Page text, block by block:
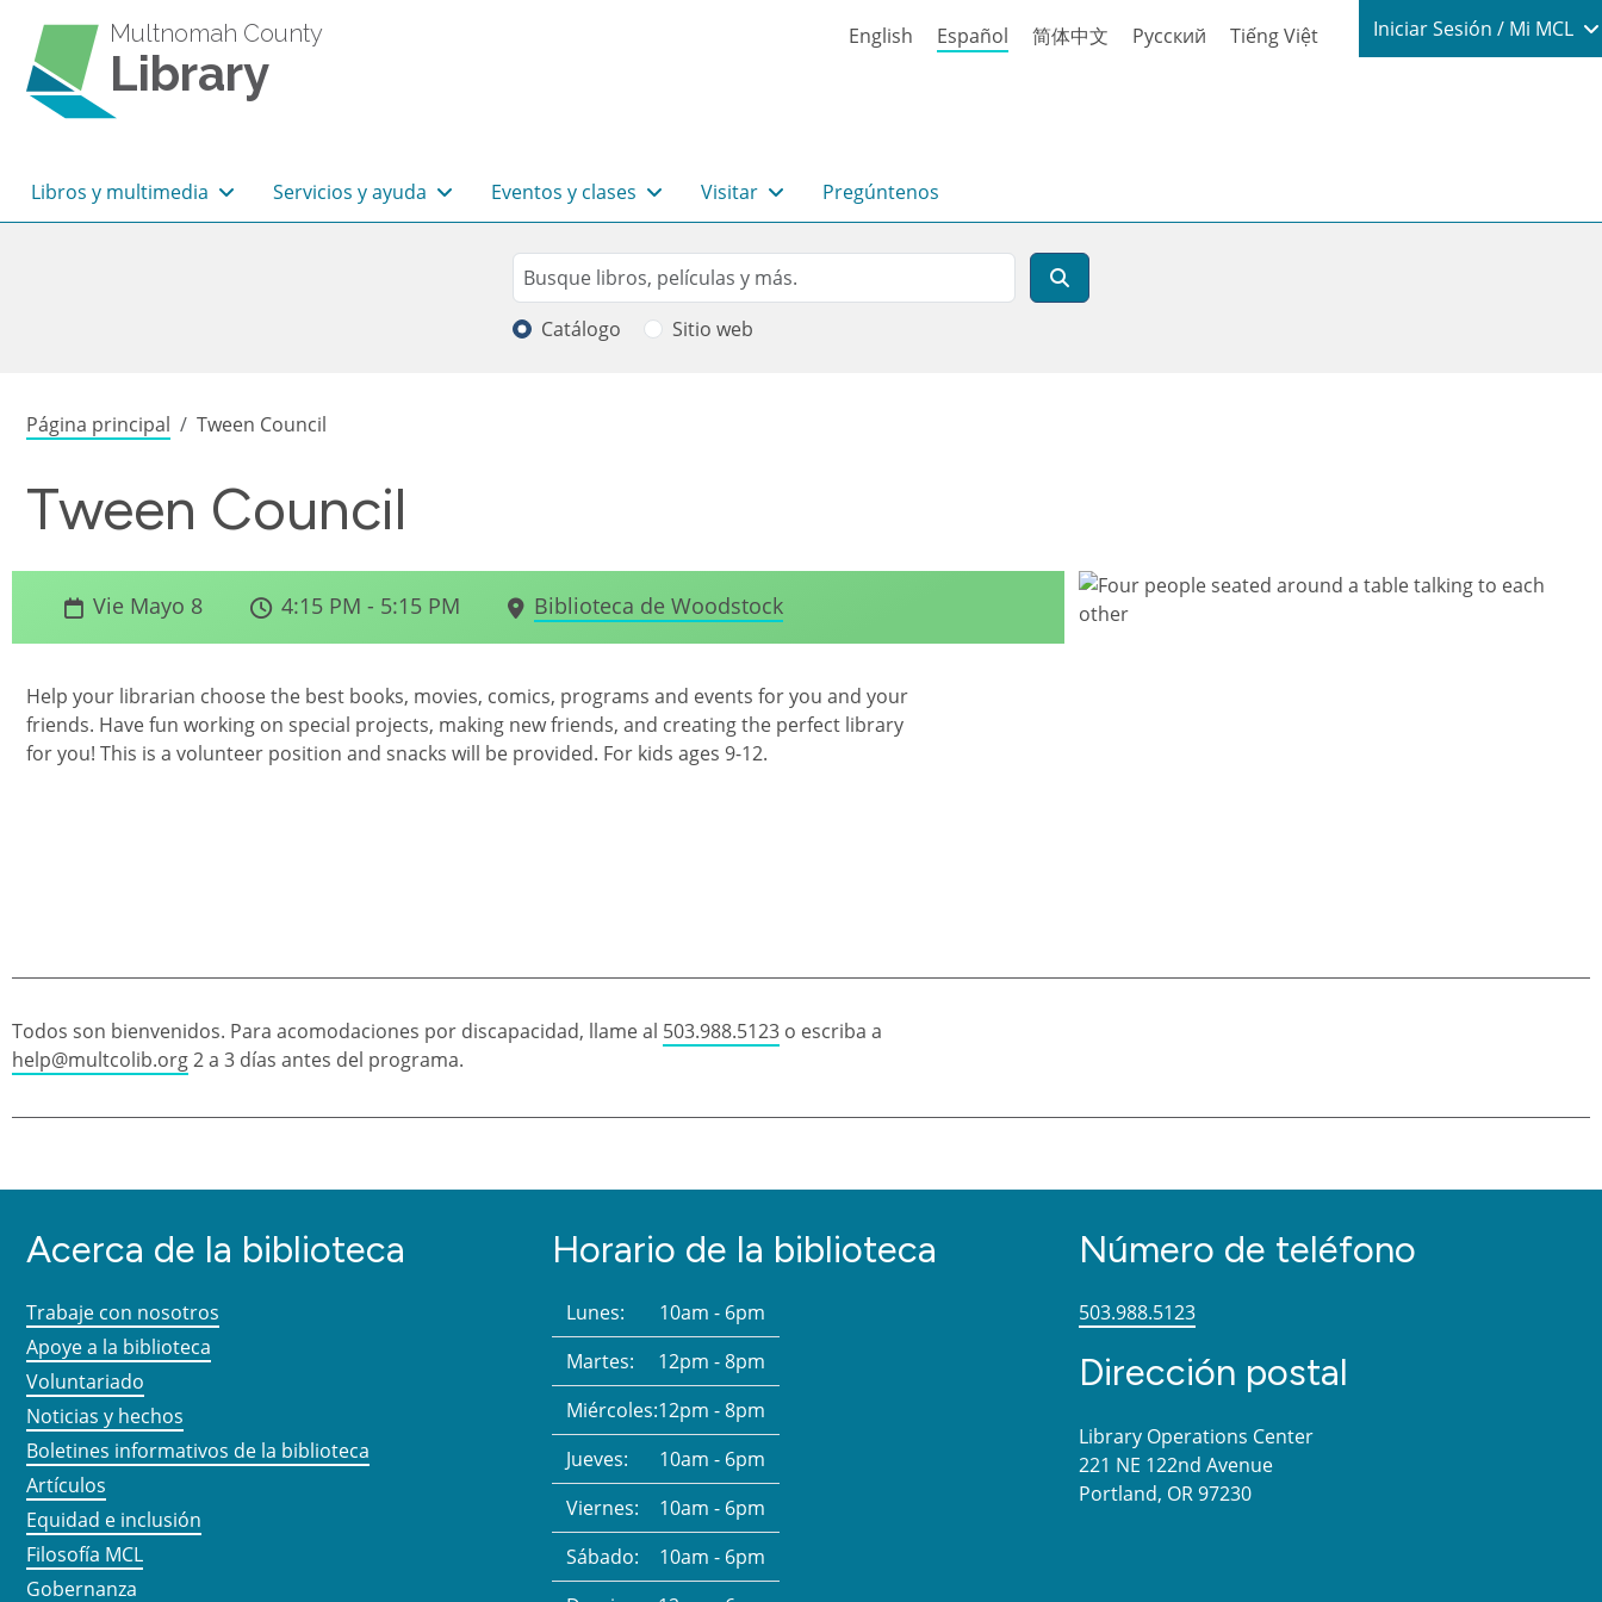
Multnomah County
Library
English Español 简体中文 Русский Tiếng Việt Login / My
Iniciar Sesión / Mi MCL
Navegación principal
Libros y multimedia Servicios y ayuda Eventos y clases Visitar Pregúntenos
Search
Buscar
Catálogo Sitio web
Sobrescribir enlaces de ayuda a la navegación
Página principal Tween Council
Tween Council
Vie Mayo 8 4:15 PM - 5:15 PM Biblioteca de Woodstock
Help your librarian choose the best books, movies, comics, programs and events for you and your
friends. Have fun working on special projects, making new friends, and creating the perfect library
for you! This is a volunteer position and snacks will be provided. For kids ages 9-12.
Todos son bienvenidos. Para acomodaciones por discapacidad, llame al 503.988.5123 o escriba a
help@multcolib.org2 a 3 días antes del programa.
Acerca de la biblioteca
Trabaje con nosotros
Apoye a la biblioteca
Voluntariado
Noticias y hechos
Boletines informativos de la biblioteca
Artículos
Equidad e inclusión
Filosofía MCL
Gobernanza
Horario de la biblioteca
Lunes:
10am - 6pm
Martes:
12pm - 8pm
Miércoles:12pm - 8pm
Jueves:
10am - 6pm
Viernes:
10am - 6pm
Sábado:
10am - 6pm
Número de teléfono
503.988.5123
Dirección postal
Library Operations Center
221 NE 122nd Avenue
Portland, OR 97230